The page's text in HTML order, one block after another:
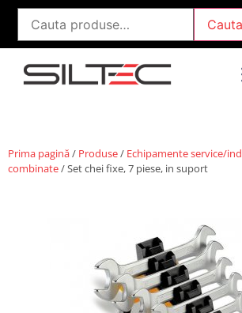
Cauta
Prima pagină/ Produse/ Echipamente service/
combinate/ Set chei fixe, 7 piese, in suport